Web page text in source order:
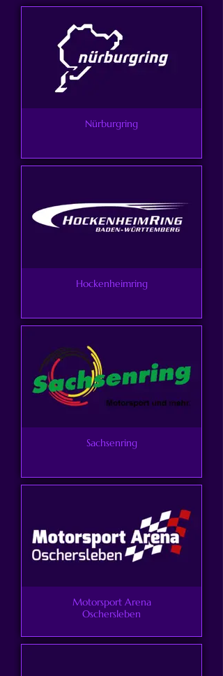
Nürburgring
Hockenheimring
Sachsenring
Motorsport Arena
Oschersleben